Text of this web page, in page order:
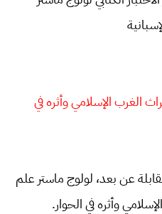
الغرب الإسلامي وأثره في
عن بعد، لولوج ماستر علم
وأثره في الحوار.